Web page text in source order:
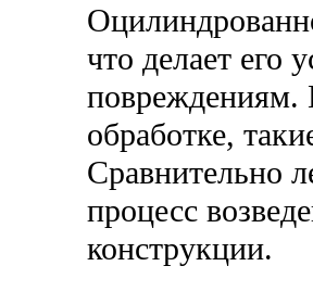
что делает его
повреждениям.
обработке,
Сравнительно
процесс
конструкции.